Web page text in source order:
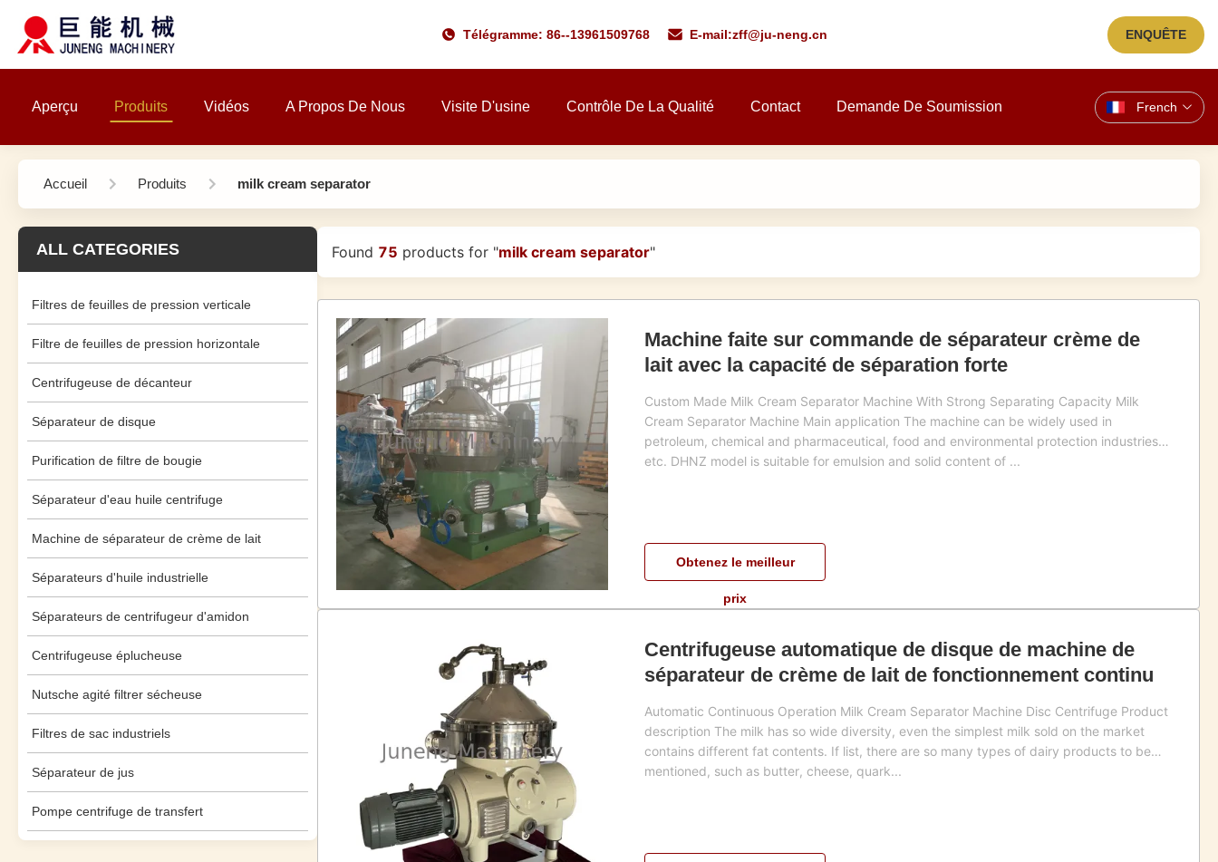
Télégramme: 86--13961509768 E-mail:zff@ju-neng.cn ENQUÊTE
Aperçu Produits Vidéos A Propos De Nous Visite D'usine Contrôle De La Qualité Contact Demande De Soumission French
Accueil Produits milk cream separator
ALL CATEGORIES
Filtres de feuilles de pression verticale
Filtre de feuilles de pression horizontale
Centrifugeuse de décanteur
Séparateur de disque
Purification de filtre de bougie
Séparateur d'eau huile centrifuge
Machine de séparateur de crème de lait
Séparateurs d'huile industrielle
Séparateurs de centrifugeur d'amidon
Centrifugeuse éplucheuse
Nutsche agité filtrer sécheuse
Filtres de sac industriels
Séparateur de jus
Pompe centrifuge de transfert
Found 75 products for "milk cream separator"
Machine faite sur commande de séparateur crème de
lait avec la capacité de séparation forte
Custom Made Milk Cream Separator Machine With Strong Separating Capacity Milk
Cream Separator Machine Main application The machine can be widely used in
petroleum, chemical and pharmaceutical, food and environmental protection industries
etc. DHNZ model is suitable for emulsion and solid content of ...
Obtenez le meilleur
prix
Centrifugeuse automatique de disque de machine de
séparateur de crème de lait de fonctionnement continu
Automatic Continuous Operation Milk Cream Separator Machine Disc Centrifuge Product
description The milk has so wide diversity, even the simplest milk sold on the market
contains different fat contents. If list, there are so many types of dairy products to be
mentioned, such as butter, cheese, quark...